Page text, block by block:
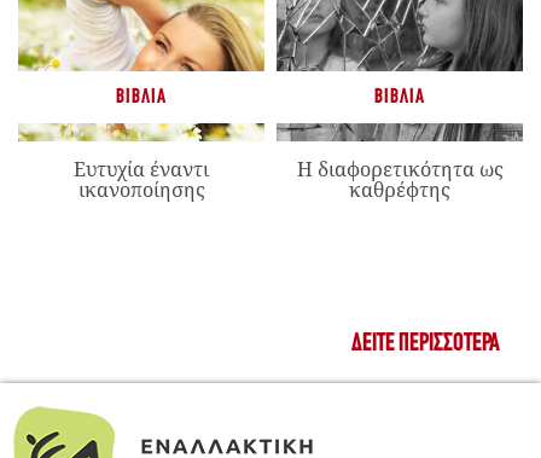
ΒΙΒΛΊΑ
Ευτυχία έναντι
ικανοποίησης
ΒΙΒΛΊΑ
Η διαφορετικότητα ως
καθρέφτης
ΔΕΊΤΕ ΠΕΡΙΣΣΌΤΕΡΑ